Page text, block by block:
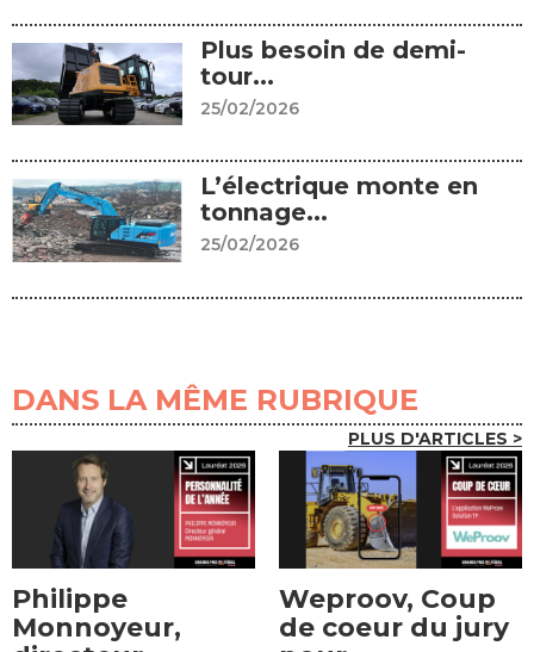
Plus besoin de demi-
tour...
25/02/2026
L’électrique monte en
tonnage...
25/02/2026
DANS LA MÊME RUBRIQUE
PLUS D'ARTICLES >
Philippe
Monnoyeur,
Weproov, Coup
de coeur du jury